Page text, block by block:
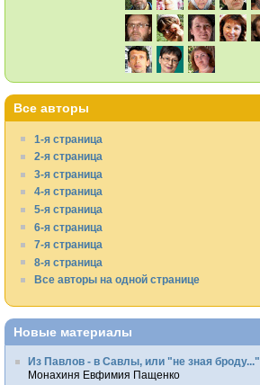
Все авторы
1-я страница
2-я страница
3-я страница
4-я страница
5-я страница
6-я страница
7-я страница
8-я страница
Все авторы на одной странице
Новые материалы
Из Павлов - в Савлы, или "не зная броду..."
Монахиня Евфимия Пащенко